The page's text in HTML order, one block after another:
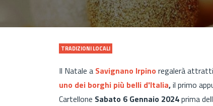
TRADIZIONI LOCALI
Il Natale a Savignano Irpino regalerà
uno dei borghi più belli d'Italia,il primo
Cartellone Sabato 6 Gennaio 2024prima